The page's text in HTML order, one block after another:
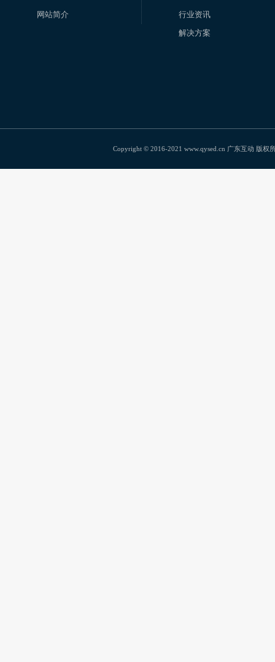
网站简介
行业资讯
解决方案
Copyright © 2016-2021 www.qysed.cn 广东互动 版权